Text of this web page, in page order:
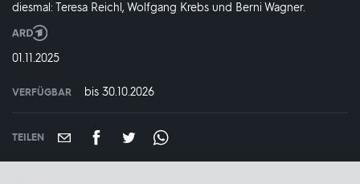
diesmal: Teresa Reichl, Wolfgang Krebs und Berni Wagner.
Produktionsland
und
jahr:
DATUM:
01.11.2025
VERFÜGBAR bis 30.10.2026
TEILEN